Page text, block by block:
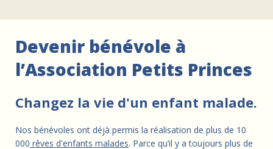
Devenir bénévole à
l’Association Petits Princes
Changez la vie d'un enfant malade.
Nos bénévoles ont déjà permis la réalisation de plus de 10
000 rêves d'enfants malades. Parce qu’il y a toujours plus de